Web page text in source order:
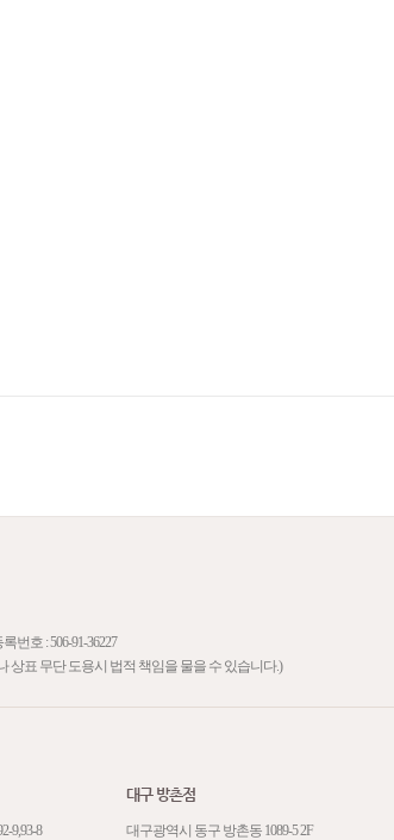
호 : 506-91-36227
상표 무단 도용시 법적 책임을 물을 수 있습니다.)
9,93-8
대구 방촌점
대구광역시 동구 방촌동 1089-5 2F